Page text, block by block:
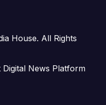
House. All Rights
Digital News Platform